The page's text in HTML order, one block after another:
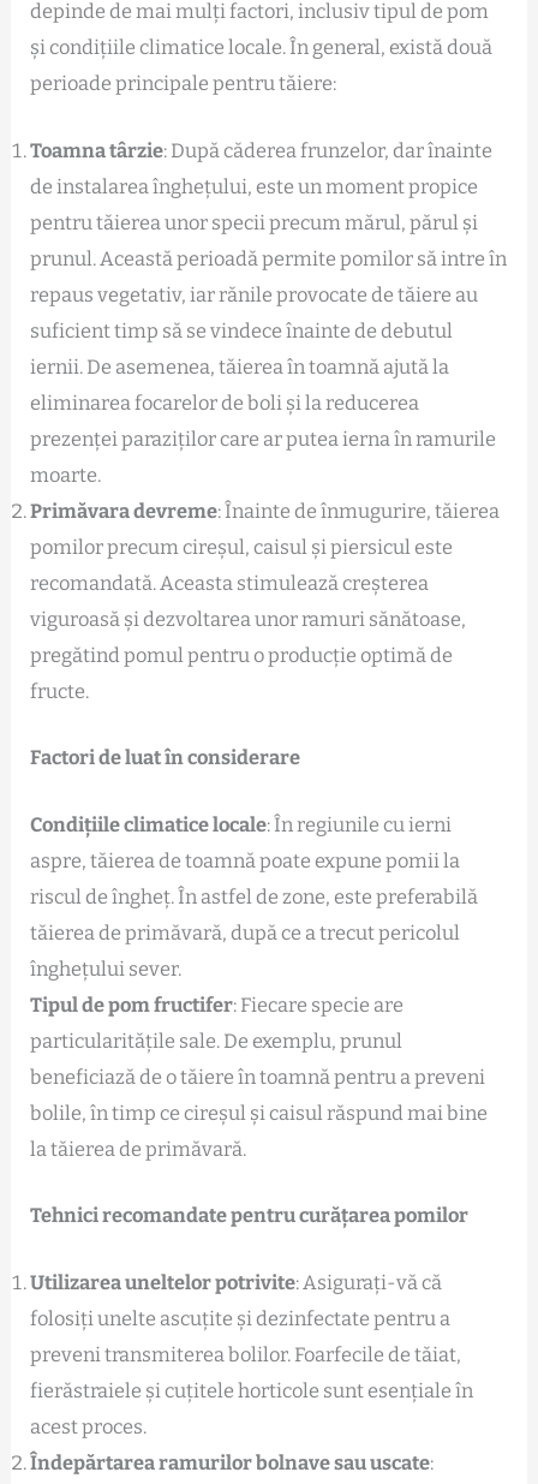
depinde de mai mulți factori, inclusiv tipul de pom
și condițiile climatice locale. În general, există două
perioade principale pentru tăiere:
Toamna târzie: După căderea frunzelor, dar înainte
de instalarea înghețului, este un moment propice
pentru tăierea unor specii precum mărul, părul și
prunul. Această perioadă permite pomilor să intre în
repaus vegetativ, iar rănile provocate de tăiere au
suficient timp să se vindece înainte de debutul
iernii. De asemenea, tăierea în toamnă ajută la
eliminarea focarelor de boli și la reducerea
prezenței paraziților care ar putea ierna în ramurile
moarte.
Primăvara devreme: Înainte de înmugurire, tăierea
pomilor precum cireșul, caisul și piersicul este
recomandată. Aceasta stimulează creșterea
viguroasă și dezvoltarea unor ramuri sănătoase,
pregătind pomul pentru o producție optimă de
fructe.
Factori de luat în considerare
Condițiile climatice locale: În regiunile cu ierni
aspre, tăierea de toamnă poate expune pomii la
riscul de îngheț. În astfel de zone, este preferabilă
tăierea de primăvară, după ce a trecut pericolul
înghețului sever.
Tipul de pom fructifer: Fiecare specie are
particularitățile sale. De exemplu, prunul
beneficiază de o tăiere în toamnă pentru a preveni
bolile, în timp ce cireșul și caisul răspund mai bine
la tăierea de primăvară.
Tehnici recomandate pentru curățarea pomilor
Utilizarea uneltelor potrivite: Asigurați-vă că
folosiți unelte ascuțite și dezinfectate pentru a
preveni transmiterea bolilor. Foarfecile de tăiat,
fierăstraiele și cuțitele horticole sunt esențiale în
acest proces.
Îndepărtarea ramurilor bolnave sau uscate: